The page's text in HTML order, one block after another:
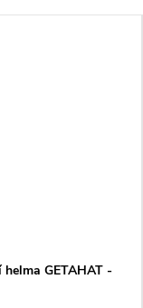
helma GETAHAT -